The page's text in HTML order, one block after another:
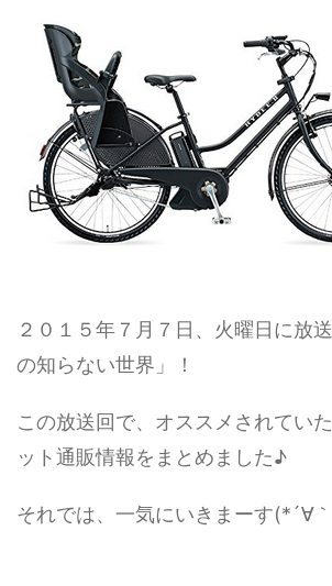
２０１５年７月７日、火曜日に放
の知らない世界」！
この放送回で、オススメされてい
ット通販情報をまとめました♪
それでは、一気にいきまーす(*´∀